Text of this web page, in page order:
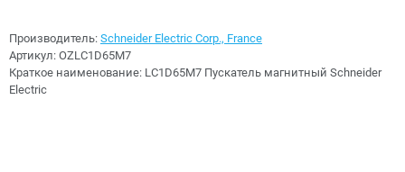
Производитель: Schneider Electric Corp., France
Артикул: OZLC1D65M7
Краткое наименование: LC1D65M7 Пускатель магнитный Schneider
Electric